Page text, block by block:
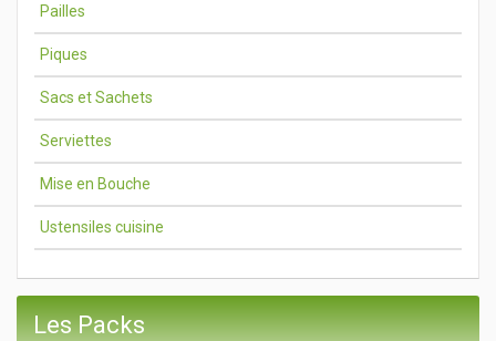
Pailles
Piques
Sacs et Sachets
Serviettes
Mise en Bouche
Ustensiles cuisine
Les Packs